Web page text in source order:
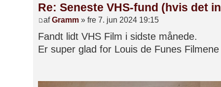
Re: Seneste VHS-fund (hvis det
afGramm » fre 7. jun 2024 19:15
Fandt lidt VHS Film i sidste månede.
Er super glad for Louis de Funes